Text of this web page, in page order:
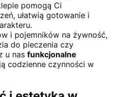
pomogą Ci
ułatwią gotowanie i
i pojemników na żywność,
do pieczenia czy
u nas funkcjonalne
codzienne czynności w